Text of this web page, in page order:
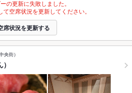
の更新に失敗しました。
空席状況を更新してください。
席状況を更新する
央街）